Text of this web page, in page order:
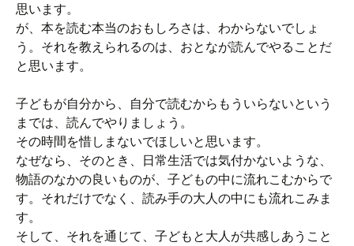
思います。
が、本を読む本当のおもしろさは、わからないでしょ
う。それを教えられるのは、おとなが読んでやることだ
と思います。
子どもが自分から、自分で読むからもういらないという
までは、読んでやりましょう。
その時間を惜しまないでほしいと思います。
なぜなら、そのとき、日常生活では気付かないような、
物語のなかの良いものが、子どもの中に流れこむからで
す。それだけでなく、読み手の大人の中にも流れこみま
す。
そして、それを通じて、子どもと大人が共感しあうこと